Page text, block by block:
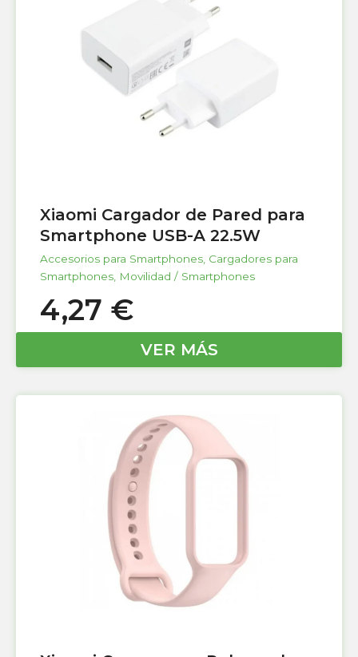
Xiaomi Cargador de Pared para
Smartphone USB-A 22.5W
Accesorios para Smartphones Cargadores para
Smartphones Movilidad / Smartphones
4,27 €
VER MÁS